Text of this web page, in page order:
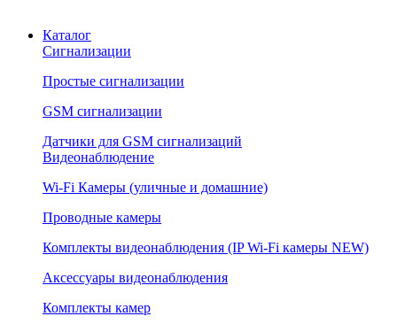
Каталог
Сигнализации
Простые сигнализации
GSM сигнализации
Датчики для GSM сигнализаций
Видеонаблюдение
Wi-Fi Камеры (уличные и домашние)
Проводные камеры
Комплекты видеонаблюдения (IP Wi-Fi камеры NEW)
Аксессуары видеонаблюдения
Комплекты камер